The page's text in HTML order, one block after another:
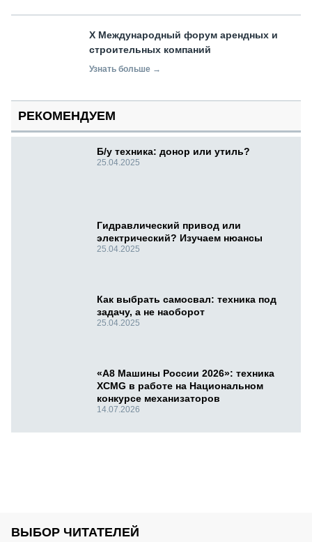
X Международный форум арендных и
строительных компаний
Узнать больше →
РЕКОМЕНДУЕМ
Б/у техника: донор или утиль?
25.04.2025
Гидравлический привод или
электрический? Изучаем нюансы
25.04.2025
Как выбрать самосвал: техника под
задачу, а не наоборот
25.04.2025
«А8 Машины России 2026»: техника
XCMG в работе на Национальном
конкурсе механизаторов
14.07.2026
ВЫБОР ЧИТАТЕЛЕЙ